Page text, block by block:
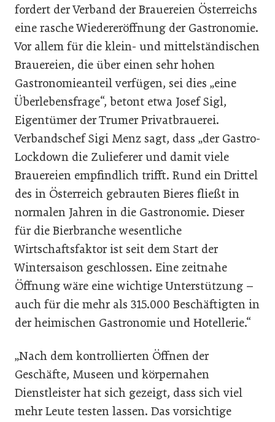
fordert der Verband der Brauereien Österreichs
eine rasche Wiedereröffnung der Gastronomie.
Vor allem für die klein- und mittelständischen
Brauereien, die über einen sehr hohen
Gastronomieanteil verfügen, sei dies „eine
Überlebensfrage“, betont etwa Josef Sigl,
Eigentümer der Trumer Privatbrauerei.
Verbandschef Sigi Menz sagt, dass „der Gastro-
Lockdown die Zulieferer und damit viele
Brauereien empfindlich trifft. Rund ein Drittel
des in Österreich gebrauten Bieres fließt in
normalen Jahren in die Gastronomie. Dieser
für die Bierbranche wesentliche
Wirtschaftsfaktor ist seit dem Start der
Wintersaison geschlossen. Eine zeitnahe
Öffnung wäre eine wichtige Unterstützung –
auch für die mehr als 315.000 Beschäftigten in
der heimischen Gastronomie und Hotellerie.“
„Nach dem kontrollierten Öffnen der
Geschäfte, Museen und körpernahen
Dienstleister hat sich gezeigt, dass sich viel
mehr Leute testen lassen. Das vorsichtige